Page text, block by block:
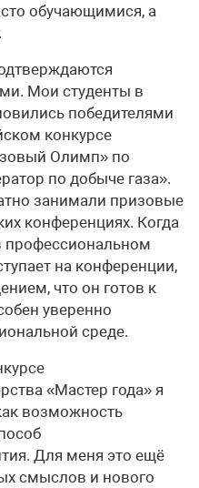
обучающимися, а
Мои студенты в
победителями
конкурсе
Олимп» по
по добыче газа».
занимали призовые
конференциях. Когда
профессиональном
на конференции,
что он готов к
уверенно
среде.
«Мастер года» я
возможность
Для меня это ещё
смыслов и нового